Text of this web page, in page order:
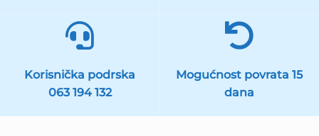
Korisnička podrska
063 194 132
Mogućnost povrata 15
dana